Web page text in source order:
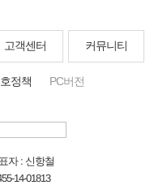
고객센터 커뮤니티
정책 PC버전
자 : 신항철
14-01813